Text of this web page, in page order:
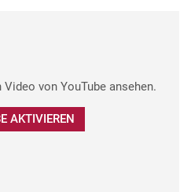
von YouTube ansehen.
AKTIVIEREN